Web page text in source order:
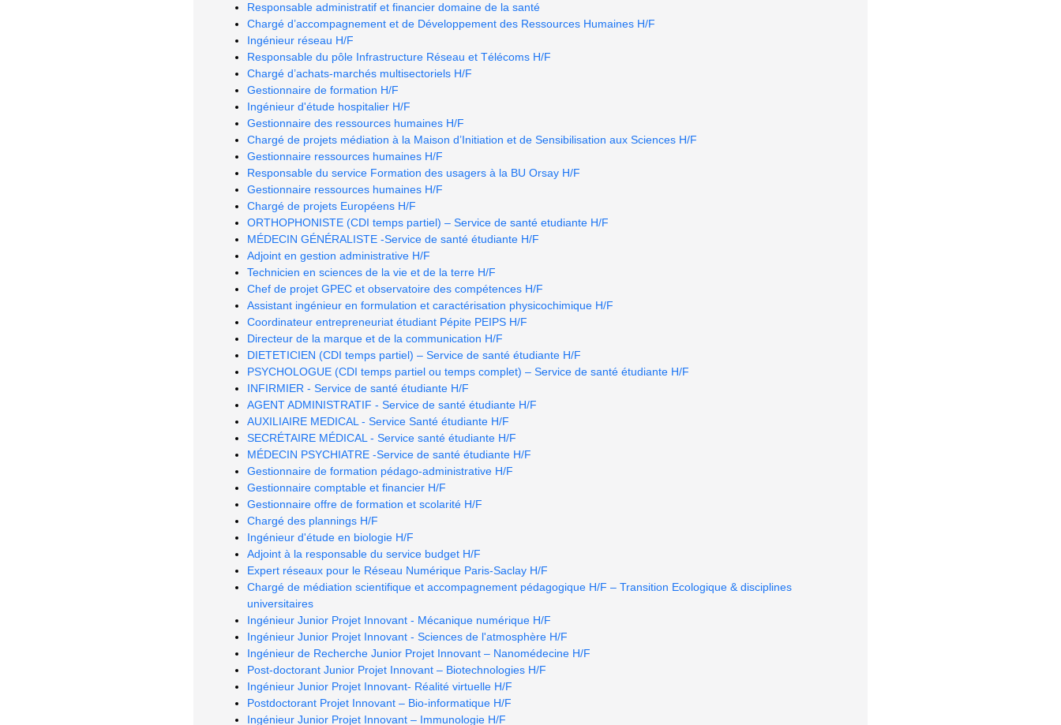
Responsable administratif et financier domaine de la santé
Chargé d’accompagnement et de Développement des Ressources Humaines H/F
Ingénieur réseau H/F
Responsable du pôle Infrastructure Réseau et Télécoms H/F
Chargé d’achats-marchés multisectoriels H/F
Gestionnaire de formation H/F
Ingénieur d'étude hospitalier H/F
Gestionnaire des ressources humaines H/F
Chargé de projets médiation à la Maison d’Initiation et de Sensibilisation aux Sciences H/F
Gestionnaire ressources humaines H/F
Responsable du service Formation des usagers à la BU Orsay H/F
Gestionnaire ressources humaines H/F
Chargé de projets Européens H/F
ORTHOPHONISTE (CDI temps partiel) – Service de santé etudiante H/F
MÉDECIN GÉNÉRALISTE -Service de santé étudiante H/F
Adjoint en gestion administrative H/F
Technicien en sciences de la vie et de la terre H/F
Chef de projet GPEC et observatoire des compétences H/F
Assistant ingénieur en formulation et caractérisation physicochimique H/F
Coordinateur entrepreneuriat étudiant Pépite PEIPS H/F
Directeur de la marque et de la communication H/F
DIETETICIEN (CDI temps partiel) – Service de santé étudiante H/F
PSYCHOLOGUE (CDI temps partiel ou temps complet) – Service de santé étudiante H/F
INFIRMIER - Service de santé étudiante H/F
AGENT ADMINISTRATIF - Service de santé étudiante H/F
AUXILIAIRE MEDICAL - Service Santé étudiante H/F
SECRÉTAIRE MÉDICAL - Service santé étudiante H/F
MÉDECIN PSYCHIATRE -Service de santé étudiante H/F
Gestionnaire de formation pédago-administrative H/F
Gestionnaire comptable et financier H/F
Gestionnaire offre de formation et scolarité H/F
Chargé des plannings H/F
Ingénieur d'étude en biologie H/F
Adjoint à la responsable du service budget H/F
Expert réseaux pour le Réseau Numérique Paris-Saclay H/F
Chargé de médiation scientifique et accompagnement pédagogique H/F – Transition Ecologique & disciplines
universitaires
Ingénieur Junior Projet Innovant - Mécanique numérique H/F
Ingénieur Junior Projet Innovant - Sciences de l'atmosphère H/F
Ingénieur de Recherche Junior Projet Innovant – Nanomédecine H/F
Post-doctorant Junior Projet Innovant – Biotechnologies H/F
Ingénieur Junior Projet Innovant- Réalité virtuelle H/F
Postdoctorant Projet Innovant – Bio-informatique H/F
Ingénieur Junior Projet Innovant – Immunologie H/F